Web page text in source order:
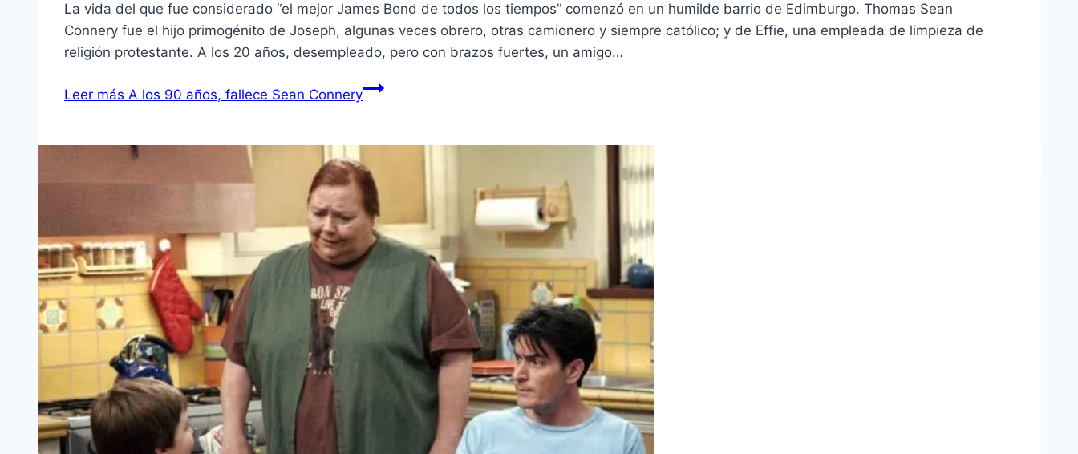
La vida del que fue considerado “el mejor James Bond de todos los tiempos” comenzó en un humilde barrio de Edimburgo. Thomas Sean
Connery fue el hijo primogénito de Joseph, algunas veces obrero, otras camionero y siempre católico; y de Effie, una empleada de limpieza de
religión protestante. A los 20 años, desempleado, pero con brazos fuertes, un amigo…
Leer más A los 90 años, fallece Sean Connery